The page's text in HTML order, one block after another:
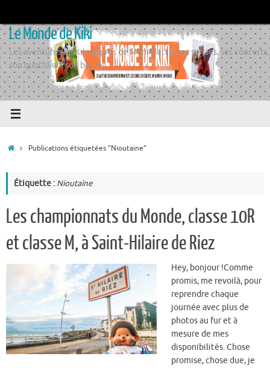
contenu
Le Monde de Kiki
Les aventures de Kiki auprès de Momiflette, ses sorties, ses concerts,
son quotidien, son boulot
AccueilPublications étiquetées "Nioutaine"
Étiquette : Nioutaine
Les championnats du Monde, classe 10R
et classe M, à Saint-Hilaire de Riez
Hey, bonjour !Comme
promis, me revoilà, pour
reprendre chaque
journée avec plus de
photos au fur et à
mesure de mes
disponibilités. Chose
promise, chose due, je